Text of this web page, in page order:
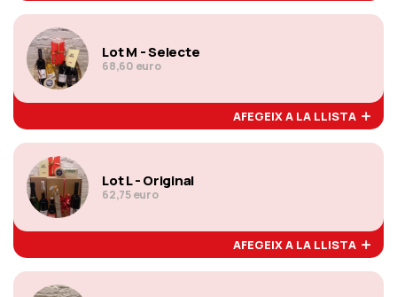
Lot M - Selecte
68,60 euro
AFEGEIX A LA LLISTA
Lot L - Original
62,75 euro
AFEGEIX A LA LLISTA